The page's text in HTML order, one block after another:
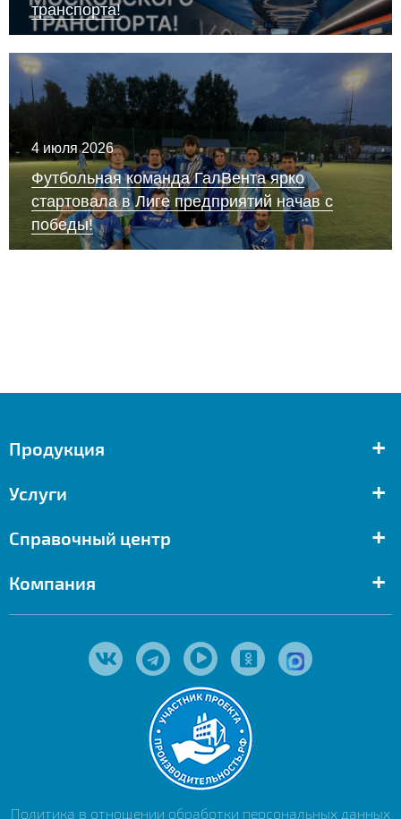
транспорта!
4 июля 2026
Футбольная команда ГалВента ярко
стартовала в Лиге предприятий начав с
победы!
Продукция +
Услуги +
Справочный центр +
Компания +
Политика в отношении обработки персональных данных